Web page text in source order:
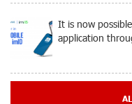
It is now
application
“Free In-Game